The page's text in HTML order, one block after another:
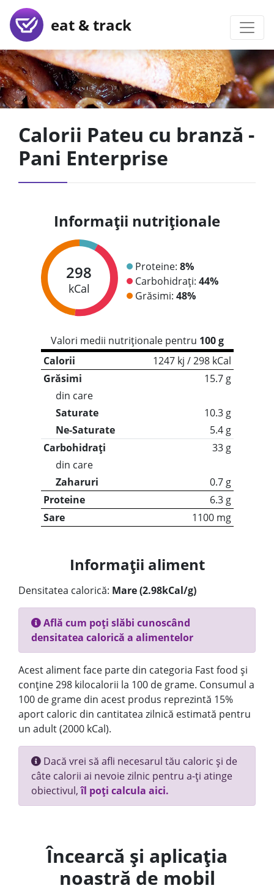
eat & track
Calorii Pateu cu branză -
Pani Enterprise
Informații nutriționale
298
kCal
Proteine: 8%
Carbohidrați: 44%
Grăsimi: 48%
Valori medii nutriționale pentru 100 g
Calorii
1247 kj / 298 kCal
Grăsimi
15.7 g
din care
Saturate
10.3 g
Ne-Saturate
5.4 g
Carbohidrați
33 g
din care
Zaharuri
0.7 g
Proteine
6.3 g
Sare
1100 mg
Informații aliment
Densitatea calorică: Mare (2.98kCal/g)
Află cum poți slăbi cunoscând
densitatea calorică a alimentelor
Acest aliment face parte din categoria Fast food și
conține 298 kilocalorii la 100 de grame. Consumul a
100 de grame din acest produs reprezintă 15%
aport caloric din cantitatea zilnică estimată pentru
un adult (2000 kCal).
Dacă vrei să afli necesarul tău caloric și de
câte calorii ai nevoie zilnic pentru a-ți atinge
obiectivul,îl poți calcula aici.
Încearcă și aplicația
noastră de mobil